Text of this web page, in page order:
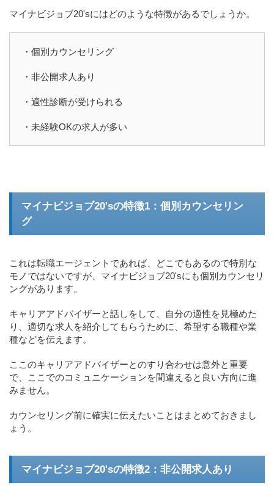
マイナビジョブ20'sにはどのような特徴があるでしょうか。
・個別カウンセリング
・非公開求人あり
・適性診断が受けられる
・未経験OKの求人が多い
マイナビジョブ20'sの特徴1：個別カウンセリン
グ
これは転職エージェントであれば、どこでもあるので特別な
モノではないですが、マイナビジョブ20'sにも個別カウンセリ
ングがあります。
キャリアアドバイザーと話しをして、自分の適性を見極めた
り、適切な求人を紹介してもらうために、希望する職種や業
種などを伝えます。
ここのキャリアアドバイザーとのすり合わせは意外と重要
で、ここでのコミュニケーションを間違えると良い方向に進
みません。
カウンセリング前に確実に伝えたいことはまとめておきまし
ょう。
マイナビジョブ20'sの特徴2：非公開求人あり